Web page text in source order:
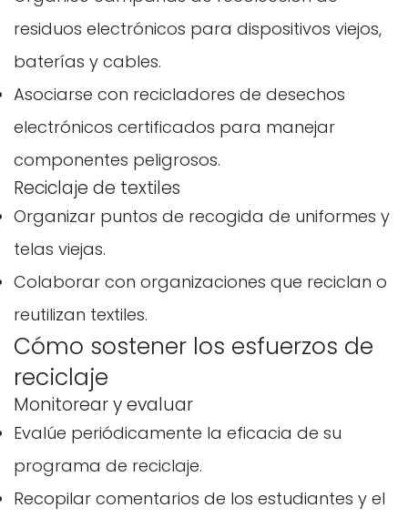
residuos electrónicos para dispositivos viejos,
baterías y cables.
Asociarse con recicladores de desechos
electrónicos certificados para manejar
componentes peligrosos.
Reciclaje de textiles
Organizar puntos de recogida de uniformes y
telas viejas.
Colaborar con organizaciones que reciclan o
reutilizan textiles.
Cómo sostener los esfuerzos de
reciclaje
Monitorear y evaluar
Evalúe periódicamente la eficacia de su
programa de reciclaje.
Recopilar comentarios de los estudiantes y el
Confirma tu edad
¿Tienes 18 años o más?
No, no lo soy. Sí, lo soy